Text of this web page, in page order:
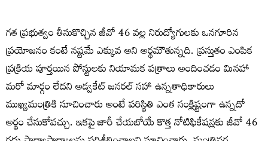
గత ప్రభుత్వం తీసుకొచ్చిన జీవో 46 వల్ల నిరుద్యోగులకు ఒనగూరిన
ప్రయోజనం కంటే నష్టమే ఎక్కువ అని అర్థమౌతున్నది. ప్రస్తుతం ఎంపిక
ప్రక్రియ పూర్తయిన పోస్టులకు నియామక పత్రాలు అందించడం మినహా
మరో మార్గం లేదని అడ్వకేట్‌ జనరల్‌ సహా ఉన్నతాధికారులు
ముఖ్యమంత్రికి సూచించారు అంటే పరిస్థితి ఎంత సంక్లిష్టంగా ఉన్నదో
అర్థం చేసుకోవచ్చు. ఇకపై జారీ చేయబోయే కొత్త నోటిఫికేషన్లకు జీవో 46